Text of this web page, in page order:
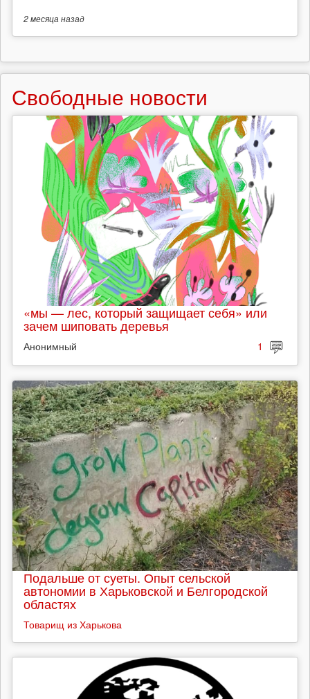
2 месяцаназад
Свободные новости
«мы — лес, который защищает себя» или
зачем шиповать деревья
Анонимный 1
Подальше от суеты. Опыт сельской
автономии в Харьковской и Белгородской
областях
Товарищ из Харькова